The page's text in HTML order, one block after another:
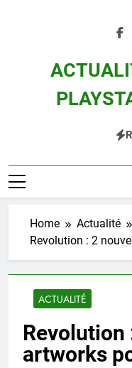
Zelda,
Home
Actualité
Revolution : 2
ACTUALITÉ
Revolution
artworks